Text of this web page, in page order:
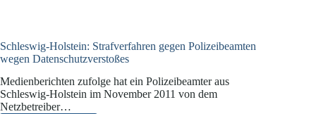
Schleswig-Holstein: Strafverfahren gegen Polizeibeamten
wegen Datenschutzverstoßes
Medienberichten zufolge hat ein Polizeibeamter aus
Schleswig-Holstein im November 2011 von dem
Netzbetreiber…